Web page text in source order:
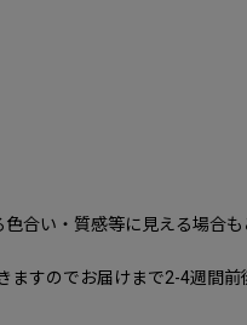
合い・質感等に見える場合も
すのでお届けまで2-4週間前